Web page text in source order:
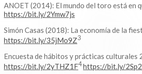
ANOET (2014): El mundo del toro está en
https://bit.ly/2Ymw7js
Simón Casas (2018): La economía de la
https://bit.ly/35jMo9Z3
Encuesta de hábitos y prácticas culturales
https://bit.ly/2yTHZ1F4 https://bit.ly/